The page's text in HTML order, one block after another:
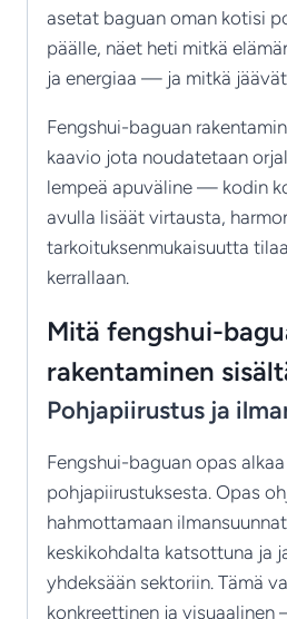
asetat baguan oman kotisi
päälle, näet heti mitkä
ja energiaa — ja mitkä
Fengshui-baguan
kaavio jota noudatetaan
lempeä apuväline — kodin
avulla lisäät virtausta,
tarkoituksenmukaisuutta
kerrallaan.
Mitä fengshui-
rakentaminen
Pohjapiirustus ja
Fengshui-baguan opas alkaa
pohjapiirustuksesta. Opas
hahmottamaan
keskikohdalta katsottuna ja
yhdeksään sektoriin. Tämä
konkreettinen ja